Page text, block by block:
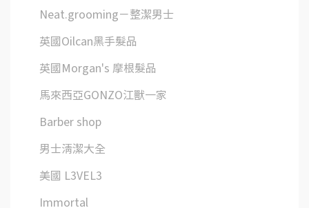
Neat.grooming－整潔男士
英國Oilcan黑手髮品
英國Morgan's 摩根髮品
馬來西亞GONZO江獸一家
Barber shop
男士清潔大全
美國 L3VEL3
Immortal